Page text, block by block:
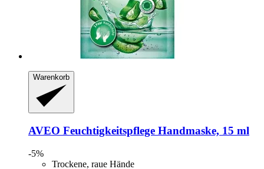
Warenkorb
AVEO Feuchtigkeitspflege Handmaske, 15 ml
-5%
Trockene, raue Hände